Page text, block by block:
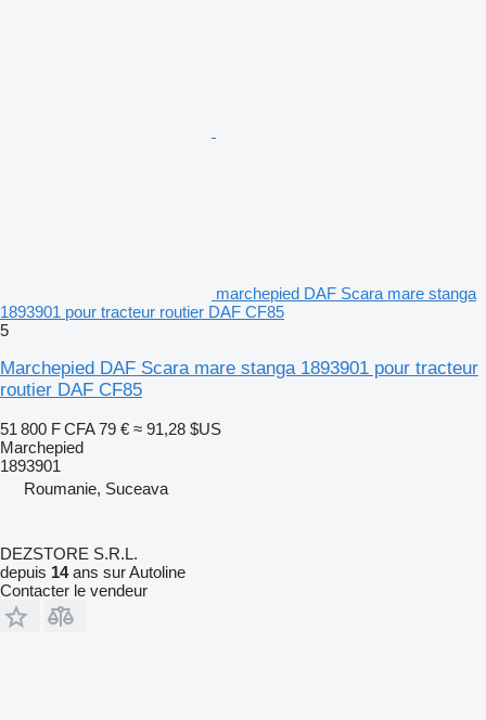
marchepied DAF Scara mare stanga
1893901 pour tracteur routier DAF CF85
5
Marchepied DAF Scara mare stanga 1893901 pour tracteur
routier DAF CF85
51 800 F CFA 79 € ≈ 91,28 $US
Marchepied
1893901
Roumanie, Suceava
DEZSTORE S.R.L.
depuis 14ans sur Autoline
Contacter le vendeur